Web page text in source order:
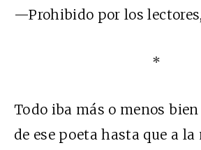
—Prohibido por los
*
Todo iba más o menos
de ese poeta hasta que a